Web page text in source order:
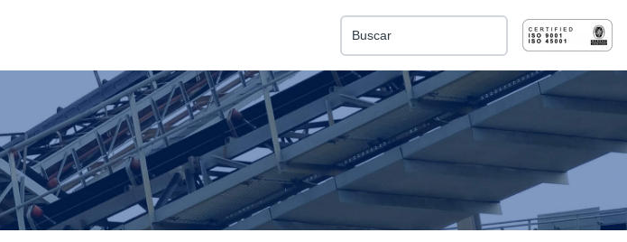
Esto es un campo de búsqueda con una función
No hay sugerencias porque el campo de